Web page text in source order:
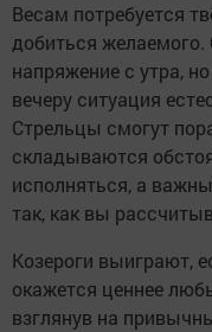
Весам потребуется
добиться
напряжение с утра,
вечеру ситуация
Стрельцы смогут
складываются
исполняться, а
так, как вы
Козероги выиграют,
окажется ценнее
взглянув на